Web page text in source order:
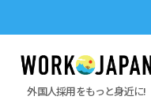
外国人採用をもっと身近に!